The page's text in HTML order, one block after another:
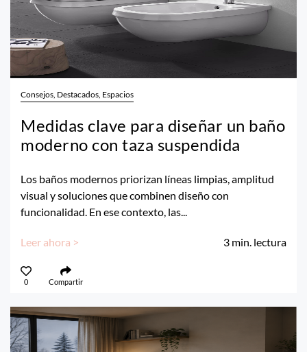
Consejos, Destacados, Espacios
Medidas clave para diseñar un baño
moderno con taza suspendida
Los baños modernos priorizan líneas limpias, amplitud
visual y soluciones que combinen diseño con
funcionalidad. En ese contexto, las...
Leer ahora > 3 min. lectura
0 Compartir